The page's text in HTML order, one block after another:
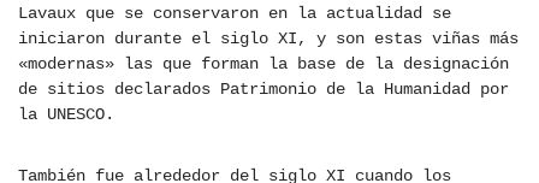
Lavaux que se conservaron en la actualidad se
iniciaron durante el siglo XI, y son estas viñas más
«modernas» las que forman la base de la designación
de sitios declarados Patrimonio de la Humanidad por
la UNESCO.
También fue alrededor del siglo XI cuando los